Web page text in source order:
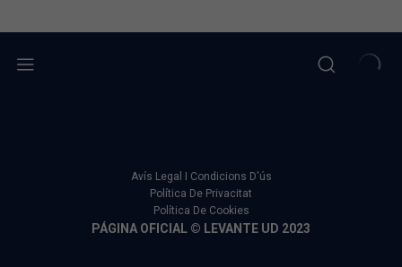
Avís Legal I Condicions D'ús
Política De Privacitat
Política De Cookies
PÁGINA OFICIAL © LEVANTE UD 2023